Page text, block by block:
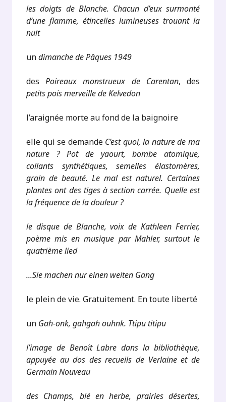
les doigts de Blanche. Chacun d’eux surmonté
d’une flamme, étincelles lumineuses trouant la
nuit
undimanche de Pâques 1949
desPoireaux monstrueux de Carentan, des
petits pois merveille de Kelvedon
l’araignée morte au fond de la baignoire
elle qui se demande C’est quoi, la nature de ma
nature ? Pot de yaourt, bombe atomique,
collants synthétiques, semelles élastomères,
grain de beauté. Le mal est naturel. Certaines
plantes ont des tiges à section carrée. Quelle est
la fréquence de la douleur ?
le disque de Blanche, voix de Kathleen Ferrier,
poème mis en musique par Mahler, surtout le
quatrième lied
...Sie machen nur einen weiten Gang
le plein de vie. Gratuitement. En toute liberté
un Gah-onk, gahgah ouhnk. Ttipu titipu
l’image de Benoît Labre dans la bibliothèque,
appuyée au dos des recueils de Verlaine et de
Germain Nouveau
des Champs, blé en herbe, prairies désertes,